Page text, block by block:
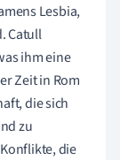
Lesbia,
Catull
ihm eine
Zeit in Rom
die sich
zu
die